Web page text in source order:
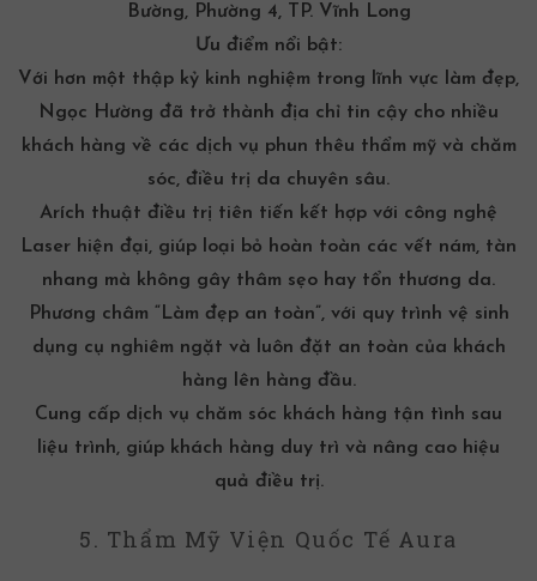
Bường, Phường 4, TP. Vĩnh Long
Ưu điểm nổi bật:
Với hơn một thập kỷ kinh nghiệm trong lĩnh vực làm đẹp,
Ngọc Hường đã trở thành địa chỉ tin cậy cho nhiều
khách hàng về các dịch vụ phun thêu thẩm mỹ và chăm
sóc, điều trị da chuyên sâu.
Arích thuật điều trị tiên tiến kết hợp với công nghệ
Laser hiện đại, giúp loại bỏ hoàn toàn các vết nám, tàn
nhang mà không gây thâm sẹo hay tổn thương da.
Phương châm “Làm đẹp an toàn”, với quy trình vệ sinh
dụng cụ nghiêm ngặt và luôn đặt an toàn của khách
hàng lên hàng đầu.
Cung cấp dịch vụ chăm sóc khách hàng tận tình sau
liệu trình, giúp khách hàng duy trì và nâng cao hiệu
quả điều trị.
5. Thẩm Mỹ Viện Quốc Tế Aura